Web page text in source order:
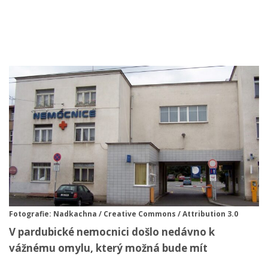
Fotografie: Nadkachna / Creative Commons / Attribution 3.0
V pardubické nemocnici došlo nedávno k
vážnému omylu, který možná bude mít